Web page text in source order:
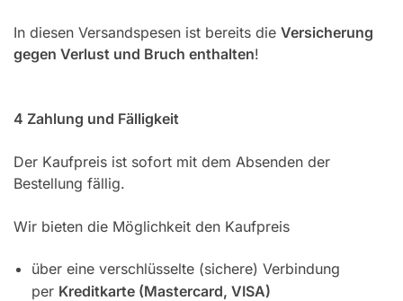
In diesen Versandspesen ist bereits die Versicherung
gegen Verlust und Bruch enthalten!
4 Zahlung und Fälligkeit
Der Kaufpreis ist sofort mit dem Absenden der
Bestellung fällig.
Wir bieten die Möglichkeit den Kaufpreis
über eine verschlüsselte (sichere) Verbindung
per Kreditkarte (Mastercard, VISA)